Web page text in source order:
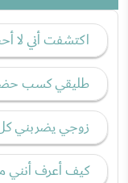
اكتشفت أني لا
طليقي كسب
زوجي يضربني
كيف أعرف أنني